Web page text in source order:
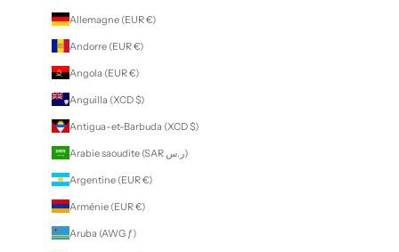
Allemagne (EUR €)
Andorre (EUR €)
Angola (EUR €)
Anguilla (XCD $)
Antigua-et-Barbuda (XCD $)
Arabie saoudite (SAR ر.س)
Argentine (EUR €)
Arménie (EUR €)
Aruba (AWG ƒ)